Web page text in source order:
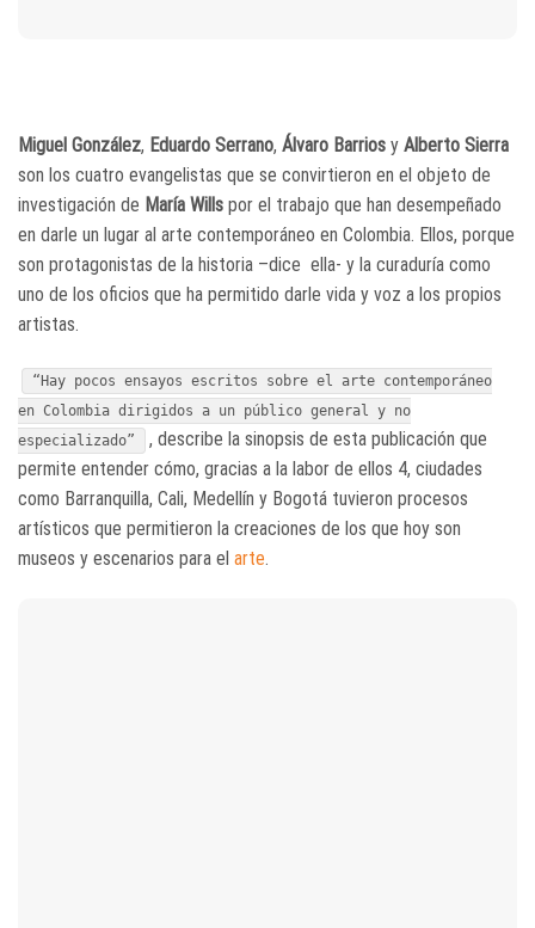
Miguel González, Eduardo Serrano, Álvaro Barrios y Alberto Sierra
son los cuatro evangelistas que se convirtieron en el objeto de
investigación de María Wills por el trabajo que han desempeñado
en darle un lugar al arte contemporáneo en Colombia. Ellos, porque
son protagonistas de la historia –dice ella- y la curaduría como
uno de los oficios que ha permitido darle vida y voz a los propios
artistas.
“Hay pocos ensayos escritos sobre el arte contemporáneo
en Colombia dirigidos a un público general y no
especializado”
, describe la sinopsis de esta publicación que
permite entender cómo, gracias a la labor de ellos 4, ciudades
como Barranquilla, Cali, Medellín y Bogotá tuvieron procesos
artísticos que permitieron la creaciones de los que hoy son
museos y escenarios para el arte.